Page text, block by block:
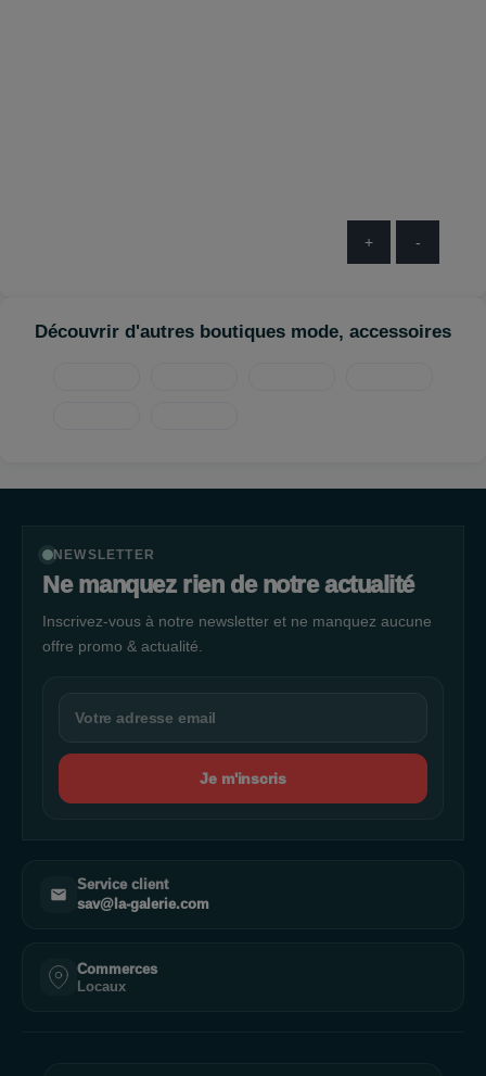
+ -
Découvrir d'autres boutiques mode, accessoires
NEWSLETTER
Ne manquez rien de notre actualité
Inscrivez-vous à notre newsletter et ne manquez aucune
offre promo & actualité.
Je m'inscris
Service client
sav@la-galerie.com
Commerces
Locaux